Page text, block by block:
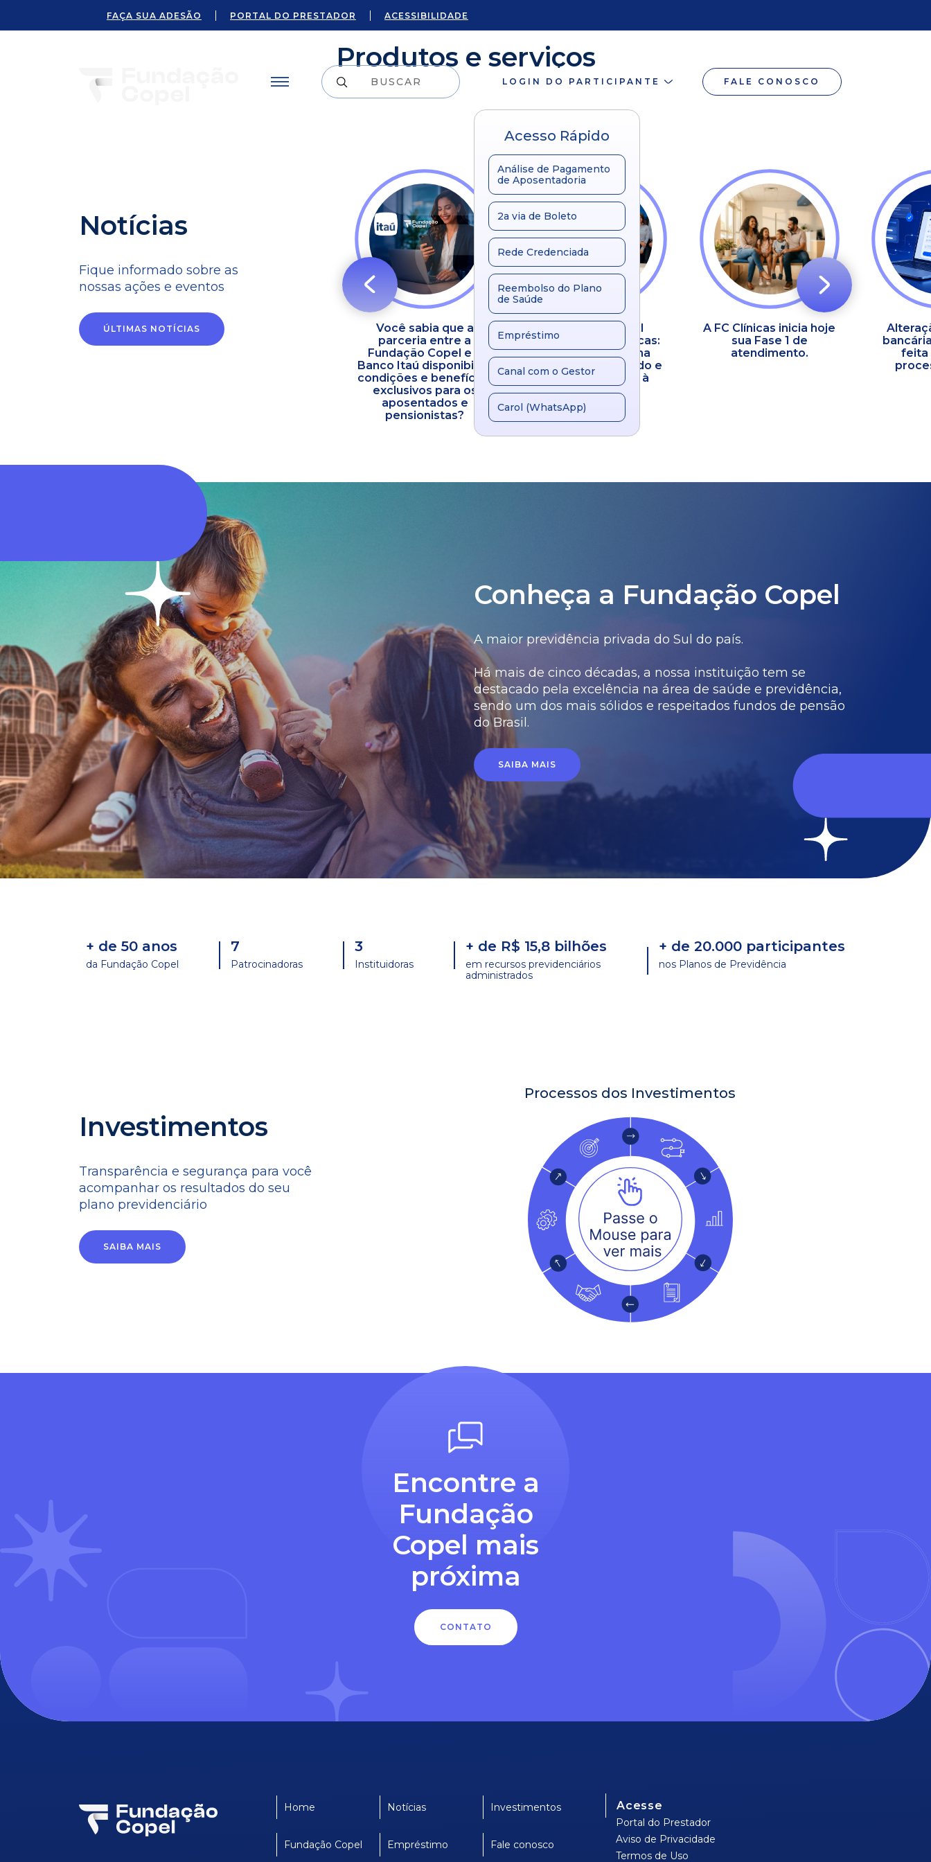
FAÇA SUA ADESÃO PORTAL DO PRESTADOR ACESSIBILIDADE
LOGIN DO PARTICIPANTE FALE CONOSCO
Acesso Rápido
Análise de Pagamento
de Aposentadoria
2a via de Boleto
Rede Credenciada
Reembolso do Plano
de Saúde
Empréstimo
Canal com o Gestor
Carol (WhatsApp)
Produtos e serviços
Notícias
Fique informado sobre as
nossas ações e eventos
ÚLTIMAS NOTÍCIAS
Alteração de conta
bancária passa a ser
Horário de
atendimento na
Você sabia que a
parceria entre a
Fundação Copel e o
Banco Itaú disponibiliza
condições e benefícios
exclusivos para os
aposentados e
pensionistas?
Fundação Copel
inaugura a FC Clínicas:
Um novo marco na
evolução do cuidado e
atenção integral à
saúde
A FC Clínicas inicia hoje
sua Fase 1 de
atendimento.
feita
Conheça a Fundação Copel
A maior previdência privada do Sul do país.
Há mais de cinco décadas, a nossa instituição tem se
destacado pela excelência na área de saúde e previdência,
sendo um dos mais sólidos e respeitados fundos de pensão
do Brasil.
SAIBA MAIS
+ de 50 anos
da Fundação Copel
7
Patrocinadoras
3
Instituidoras
+ de R$ 15,8 bilhões
em recursos previdenciários
administrados
+ de 20.000 participantes
nos Planos de Previdência
Investimentos
Transparência e segurança para você
acompanhar os resultados do seu
plano previdenciário
SAIBA MAIS
Processos dos Investimentos
Encontre a
Fundação
Copel mais
próxima
CONTATO
Home Notícias Investimentos
Fundação Copel Empréstimo Fale conosco
Acesse
Portal do Prestador
Aviso de Privacidade
Termos de Uso